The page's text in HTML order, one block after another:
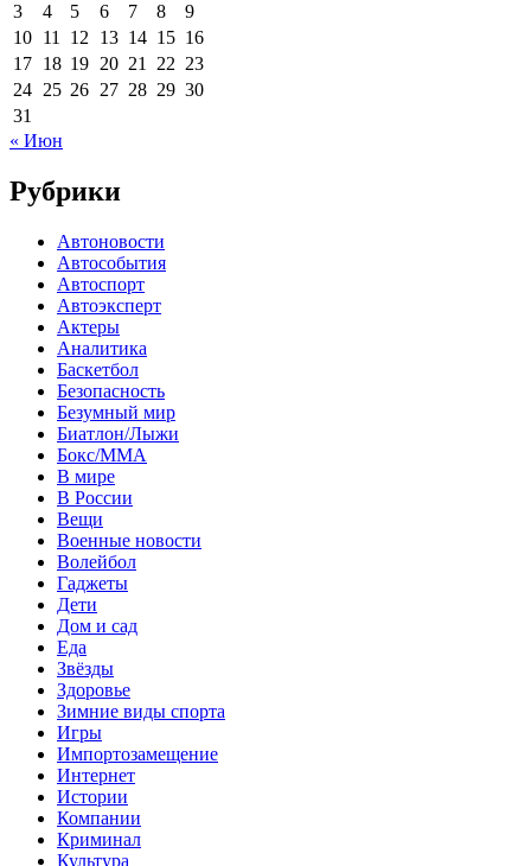
3
4 5 6 7 8
9
10 11 12 13 14 15 16
17 18 19 20 21 22 23
24 25 26 27 28 29 30
31
« Июн
Рубрики
Автоновости
Автособытия
Автоспорт
Автоэксперт
Актеры
Аналитика
Баскетбол
Безопасность
Безумный мир
Биатлон/Лыжи
Бокс/MMA
В мире
В России
Вещи
Военные новости
Волейбол
Гаджеты
Дети
Дом и сад
Еда
Звёзды
Здоровье
Зимние виды спорта
Игры
Импортозамещение
Интернет
Истории
Компании
Криминал
Культура